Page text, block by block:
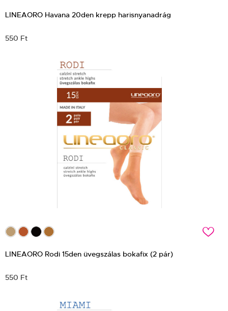
LINEAORO Havana 20den krepp harisnyanadrág
550 Ft
c
LINEAORO Rodi 15den üvegszálas bokafix (2 pár)
550 Ft